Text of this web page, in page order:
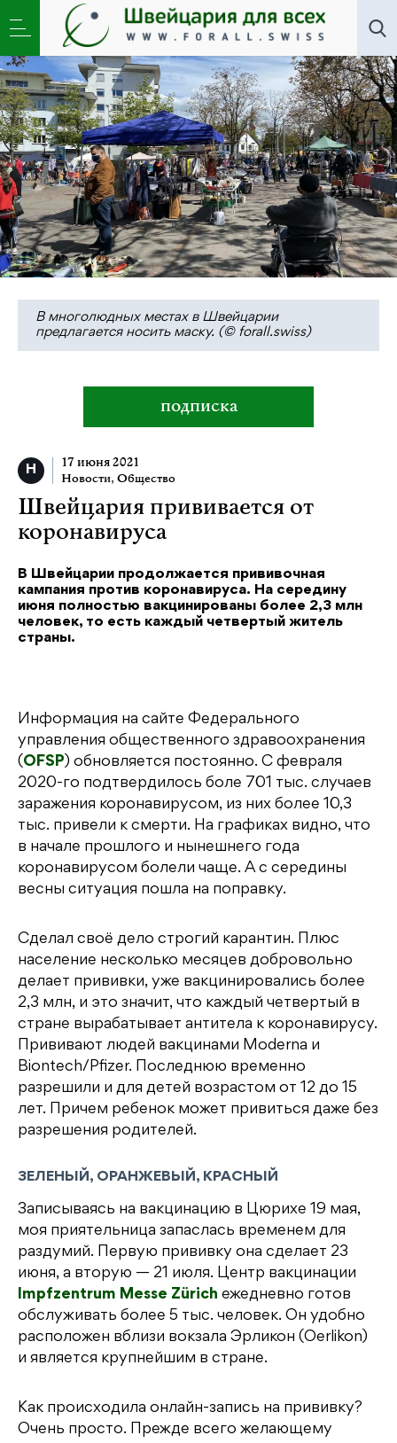
Новости ,Общество»Швейцария прививается от
коронавируса
В многолюдных местах в Швейцарии
предлагается носить маску. (© forall.swiss)
подписка
17 июня 2021
Новости, Общество
Швейцария прививается от
коронавируса
В Швейцарии продолжается прививочная
кампания против коронавируса. На середину
июня полностью вакцинированы более 2,3 млн
человек, то есть каждый четвертый житель
страны.
Информация на сайте Федерального
управления общественного здравоохранения
(OFSP) обновляется постоянно. C февраля
2020-го подтвердилось боле 701 тыс. случаев
заражения коронавирусом, из них более 10,3
тыс. привели к смерти. На графиках видно, что
в начале прошлого и нынешнего года
коронавирусом болели чаще. А с середины
весны ситуация пошла на поправку.
Сделал своё дело строгий карантин. Плюс
население несколько месяцев добровольно
делает прививки, уже вакцинировались более
2,3 млн, и это значит, что каждый четвертый в
стране вырабатывает антитела к коронавирусу.
Прививают людей вакцинами Moderna и
Biontech/Pfizer. Последнюю временно
разрешили и для детей возрастом от 12 до 15
лет. Причем ребенок может привиться даже без
разрешения родителей.
ЗЕЛЕНЫЙ, ОРАНЖЕВЫЙ, КРАСНЫЙ
Записываясь на вакцинацию в Цюрихе 19 мая,
моя приятельница запаслась временем для
раздумий. Первую прививку она сделает 23
июня, а вторую — 21 июля. Центр вакцинации
Impfzentrum Messe Zürich ежедневно готов
обслуживать более 5 тыс. человек. Он удобно
расположен вблизи вокзала Эрликон (Oerlikon)
и является крупнейшим в стране.
Как происходила онлайн-запись на прививку?
Очень просто. Прежде всего желающему